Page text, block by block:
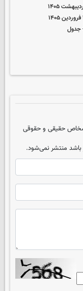
حقیقی و حقوقی
باشد منتشر نمی‌شود.